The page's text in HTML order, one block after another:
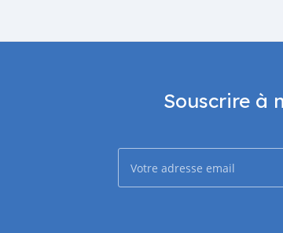
Souscrire à